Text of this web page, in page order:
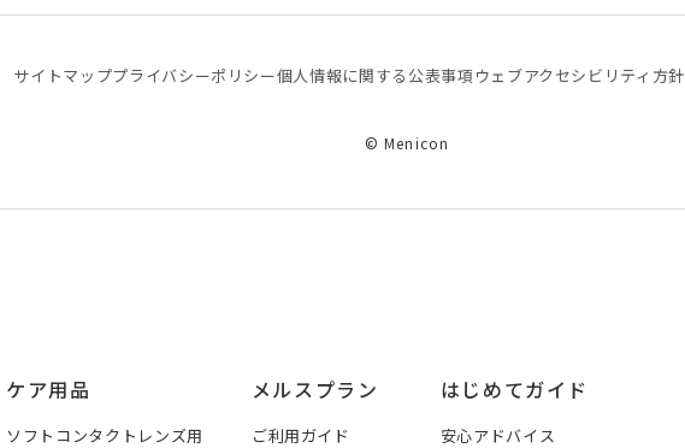
サイトマッププライバシーポリシー個⼈情報に関する公表事項 ウェブアクセシビリティ方針
© Menicon
ケア用品
ソフトコンタクトレンズ用
メルスプラン
ご利用ガイド
はじめてガイド
安心アドバイス